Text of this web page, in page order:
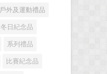
戶外及運動禮品
冬日紀念品
系列禮品
比賽紀念品